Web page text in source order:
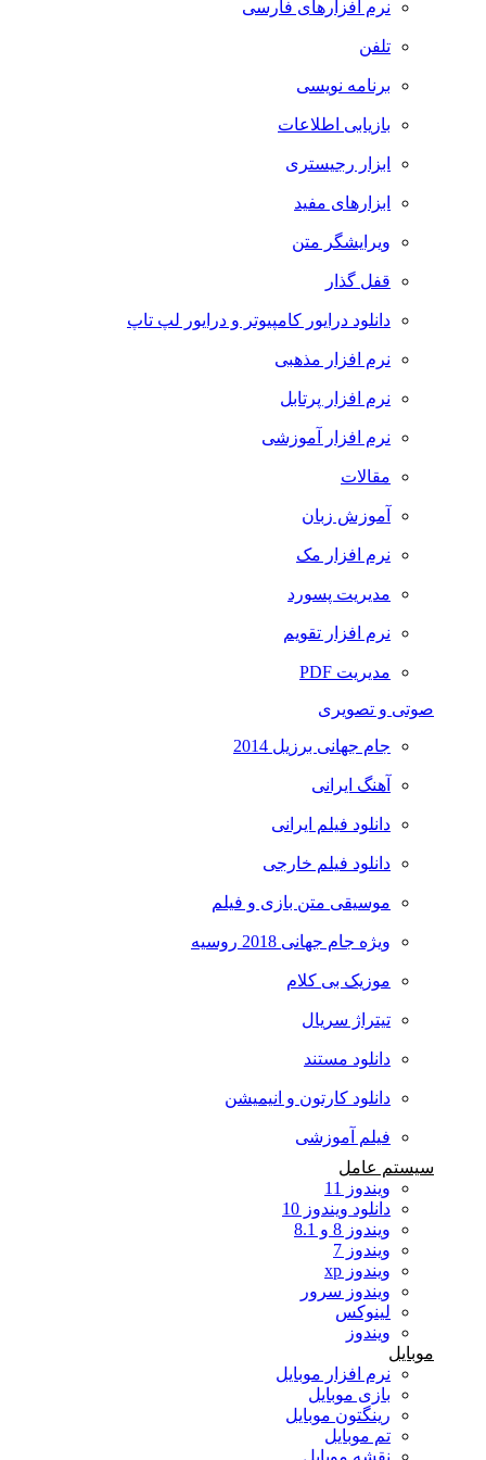
نرم افزارهای فارسی
تلفن
برنامه نویسی
بازیابی اطلاعات
ابزار رجیستری
ابزارهای مفید
ویرایشگر متن
قفل گذار
دانلود درایور کامپیوتر و درایور لپ تاپ
نرم افزار مذهبی
نرم افزار پرتابل
نرم افزار آموزشی
مقالات
آموزش زبان
نرم افزار مک
مدیریت پسورد
نرم افزار تقویم
مدیریت PDF
صوتی و تصویری
جام جهانی برزیل 2014
آهنگ ایرانی
دانلود فیلم ایرانی
دانلود فیلم خارجی
موسیقی متن بازی و فیلم
ویژه جام جهانی 2018 روسیه
موزیک بی کلام
تیتراژ سریال
دانلود مستند
دانلود کارتون و انیمیشن
فیلم آموزشی
سیستم عامل
ویندوز 11
دانلود ویندوز 10
ویندوز 8 و 8.1
ویندوز 7
ویندوز xp
ویندوز سرور
لینوکس
ویندوز
موبایل
نرم افزار موبایل
بازی موبایل
رینگتون موبایل
تم موبایل
نقشه موبایل